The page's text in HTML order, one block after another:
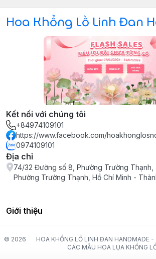
Hoa Khổng Lồ Linh Đan
Kết nối với chúng tôi
+84974109101
https://www.facebook.com/
0974109101
Địa chỉ
74/32 Đường số 8, Phường Trường Thạnh,
Phường Trường Thạnh, Hồ Chí Minh -
Giới thiệu
© 2026
HOA KHỔNG LỒ LINH ĐAN HANDMADE -
CÁC MẪU HOA LỤA KHỔNG